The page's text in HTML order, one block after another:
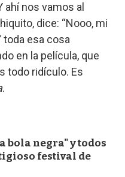
ahí nos vamos al
dice: “Nooo, mi
toda esa cosa
en la película, que
todo ridículo. Es
.
bola negra" y todos
festival de